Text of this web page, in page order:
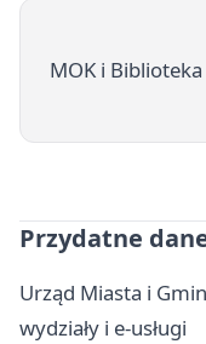
MOK i
Przydatne
Urząd Miasta i
wydziały i e-usługi